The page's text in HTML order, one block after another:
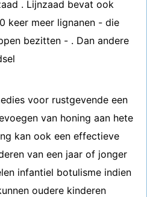
. Lijnzaad bevat ook
keer meer lignanen - die
bezitten - . Dan andere
voor rustgevende een
van honing aan hete
kan ook een effectieve
van een jaar of jonger
infantiel botulisme indien
oudere kinderen